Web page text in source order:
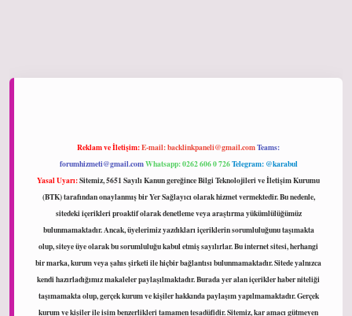
Reklam ve İletişim:E-mail:backlinkpaneli@gmail.comTeams:
forumhizmeti@gmail.comWhatsapp: 0262 606 0 726Telegram: @karabul
Yasal Uyarı:Sitemiz, 5651 Sayılı Kanun gereğince Bilgi Teknolojileri ve İletişim Kurumu
(BTK) tarafından onaylanmış bir Yer Sağlayıcı olarak hizmet vermektedir. Bu nedenle,
sitedeki içerikleri proaktif olarak denetleme veya araştırma yükümlülüğümüz
bulunmamaktadır. Ancak, üyelerimiz yazdıkları içeriklerin sorumluluğunu taşımakta
olup, siteye üye olarak bu sorumluluğu kabul etmiş sayılırlar. Bu internet sitesi, herhangi
bir marka, kurum veya şahıs şirketi ile hiçbir bağlantısı bulunmamaktadır. Sitede yalnızca
kendi hazırladığımız makaleler paylaşılmaktadır. Burada yer alan içerikler haber niteliği
taşımamakta olup, gerçek kurum ve kişiler hakkında paylaşım yapılmamaktadır. Gerçek
kurum ve kişiler ile isim benzerlikleri tamamen tesadüfidir. Sitemiz, kar amacı gütmeyen